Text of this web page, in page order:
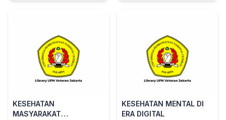
KESEHATAN
MASYARAKAT
KESEHATAN MENTAL DI
ERA DIGITAL